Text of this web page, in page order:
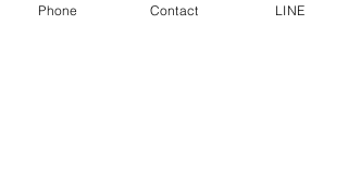
Phone Contact LINE